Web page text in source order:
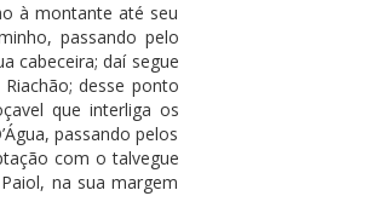
à montante até seu
passando pelo
cabeceira; daí segue
desse ponto
que interliga os
passando pelos
com o talvegue
na sua margem